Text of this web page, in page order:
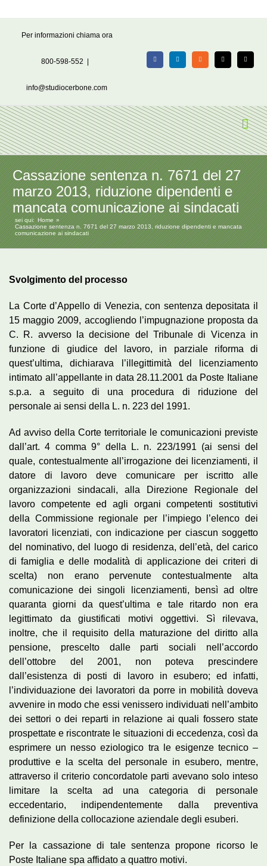
Per informazioni chiama ora
800-598-552
info@studiocerbone.com
FacebookLinkedIn Rss X Email
Cassazione sentenza n. 7671 del 27
marzo 2013, riduzione dipendenti e
mancata comunicazione ai sindacati
sei qui:
Home
Cassazione sentenza n. 7671 del 27 marzo 2013, riduzione dipendenti e mancata
comunicazione ai sindacati
Svolgimento del processo
La Corte d’Appello di Venezia, con sentenza depositata il
15 maggio 2009, accogliendo l’impugnazione proposta da
C. R. avverso la decisione del Tribunale di Vicenza in
funzione di giudice del lavoro, in parziale riforma di
quest’ultima, dichiarava l’illegittimità del licenziamento
intimato all’appellante in data 28.11.2001 da Poste Italiane
s.p.a. a seguito di una procedura di riduzione del
personale ai sensi della L. n. 223 del 1991.
Ad avviso della Corte territoriale le comunicazioni previste
dall’art. 4 comma 9° della L. n. 223/1991 (ai sensi del
quale, contestualmente all’irrogazione dei licenziamenti, il
datore di lavoro deve comunicare per iscritto alle
organizzazioni sindacali, alla Direzione Regionale del
lavoro competente ed agli organi competenti sostitutivi
della Commissione regionale per l’impiego l’elenco dei
lavoratori licenziati, con indicazione per ciascun soggetto
del nominativo, del luogo di residenza, dell’età, del carico
di famiglia e delle modalità di applicazione dei criteri di
scelta) non erano pervenute contestualmente alta
comunicazione dei singoli licenziamenti, bensì ad oltre
quaranta giorni da quest’ultima e tale ritardo non era
legittimato da giustificati motivi oggettivi. Sì rilevava,
inoltre, che il requisito della maturazione del diritto alla
pensione, prescelto dalle parti sociali nell’accordo
dell’ottobre del 2001, non poteva prescindere
dall’esistenza di posti di lavoro in esubero; ed infatti,
l’individuazione dei lavoratori da porre in mobilità doveva
avvenire in modo che essi venissero individuati nell’ambito
dei settori o dei reparti in relazione ai quali fossero state
prospettate e riscontrate le situazioni di eccedenza, così da
esprimere un nesso eziologico tra le esigenze tecnico –
produttive e la scelta del personale in esubero, mentre,
attraverso il criterio concordatole parti avevano solo inteso
limitare la scelta ad una categoria di personale
eccedentario, indipendentemente dalla preventiva
definizione della collocazione aziendale degli esuberi.
Per la cassazione di tale sentenza propone ricorso le
Poste Italiane spa affidato a quattro motivi.